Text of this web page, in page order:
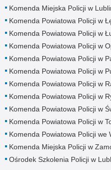
Komenda Miejska Policji w
Komenda Powiatowa Policji w
Komenda Powiatowa Policji w
Komenda Powiatowa Policji w
Komenda Powiatowa Policji w
Komenda Powiatowa Policji w
Komenda Powiatowa Policji w
Komenda Powiatowa Policji w
Komenda Powiatowa Policji w
Komenda Powiatowa Policji w
Komenda Powiatowa Policji we
Komenda Miejska Policji w
Ośrodek Szkolenia Policji w